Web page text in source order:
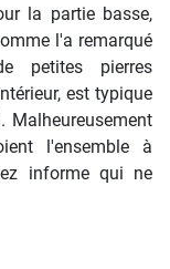
la partie basse,
l'a remarqué
petites pierres
est typique
Malheureusement
l'ensemble à
informe qui ne